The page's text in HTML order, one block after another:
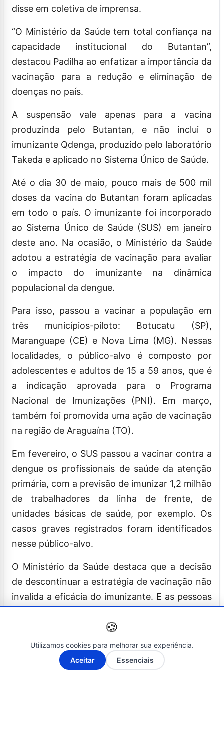
disse em coletiva de imprensa.
“O Ministério da Saúde tem total confiança na
capacidade institucional do Butantan”,
destacou Padilha ao enfatizar a importância da
vacinação para a redução e eliminação de
doenças no país.
A suspensão vale apenas para a vacina
produzinda pelo Butantan, e não inclui o
imunizante Qdenga, produzido pelo laboratório
Takeda e aplicado no Sistema Único de Saúde.
Até o dia 30 de maio, pouco mais de 500 mil
doses da vacina do Butantan foram aplicadas
em todo o país. O imunizante foi incorporado
ao Sistema Único de Saúde (SUS) em janeiro
deste ano. Na ocasião, o Ministério da Saúde
adotou a estratégia de vacinação para avaliar
o impacto do imunizante na dinâmica
populacional da dengue.
Para isso, passou a vacinar a população em
três municípios-piloto: Botucatu (SP),
Maranguape (CE) e Nova Lima (MG). Nessas
localidades, o público-alvo é composto por
adolescentes e adultos de 15 a 59 anos, que é
a indicação aprovada para o Programa
Nacional de Imunizações (PNI). Em março,
também foi promovida uma ação de vacinação
na região de Araguaína (TO).
Em fevereiro, o SUS passou a vacinar contra a
dengue os profissionais de saúde da atenção
primária, com a previsão de imunizar 1,2 milhão
de trabalhadores da linha de frente, de
unidades básicas de saúde, por exemplo. Os
casos graves registrados foram identificados
nesse público-alvo.
O Ministério da Saúde destaca que a decisão
de descontinuar a estratégia de vacinação não
invalida a eficácia do imunizante. E as pessoas
benefício que a vacina oferece, que é a
proteção contra a dengue.
A recomendação do sistema de
A- A+
🍪
Utilizamos cookies para melhorar sua experiência.
Aceitar
Essenciais